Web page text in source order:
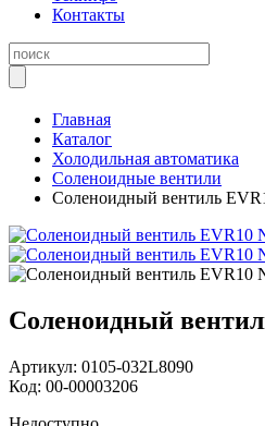
Контакты
Главная
Каталог
Холодильная автоматика
Соленоидные вентили
Соленоидный вентиль
Соленоидный
Артикул: 0105-032L8090
Код: 00-00003206